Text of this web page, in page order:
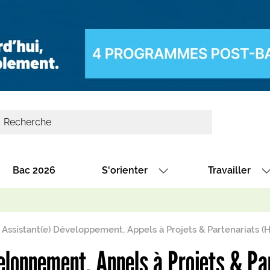
Bac 2026 S'orienter
Alternance : les formations des écoles
Travailler
Décrocher
Développement, Appels à Projets & Partenariats
Appels à Projets &